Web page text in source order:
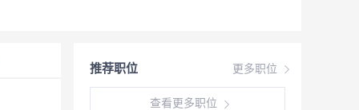
更多职位
推荐职位
查看更多职位